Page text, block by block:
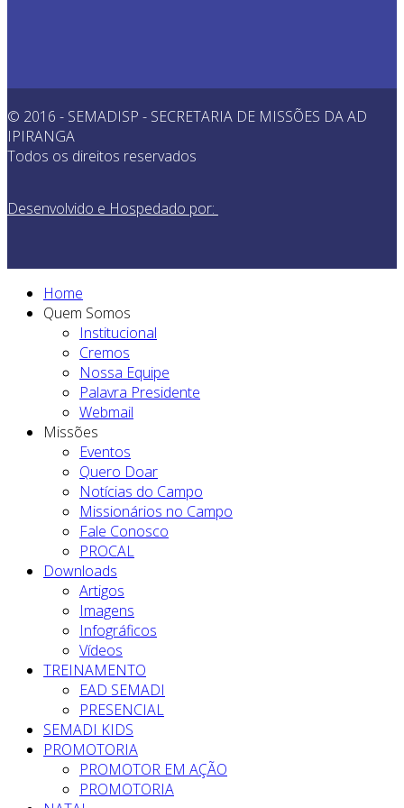
© 2016 - SEMADISP - SECRETARIA DE MISSÕES DA AD
IPIRANGA
Todos os direitos reservados
Desenvolvido e Hospedado por:
Home
Quem Somos
Institucional
Cremos
Nossa Equipe
Palavra Presidente
Webmail
Missões
Eventos
Quero Doar
Notícias do Campo
Missionários no Campo
Fale Conosco
PROCAL
Downloads
Artigos
Imagens
Infográficos
Vídeos
TREINAMENTO
EAD SEMADI
PRESENCIAL
SEMADI KIDS
PROMOTORIA
PROMOTOR EM AÇÃO
PROMOTORIA